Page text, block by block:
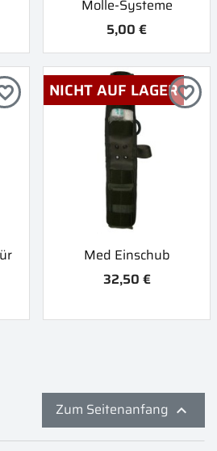
Molle-Systeme
5,00 €
Med Einschub
32,50 €
NICHT AUF LAGERfavorite_border
Zum Seitenanfang 